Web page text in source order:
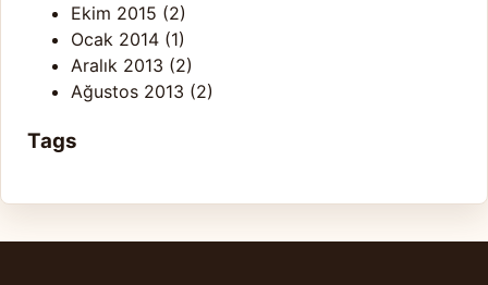
Ekim 2015 (2)
Ocak 2014 (1)
Aralık 2013 (2)
Ağustos 2013 (2)
Tags